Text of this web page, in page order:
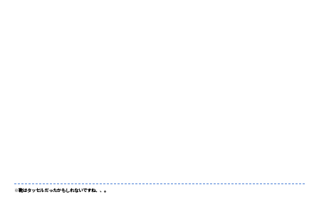
※靴はタッセルだったかもしれないですね、、。